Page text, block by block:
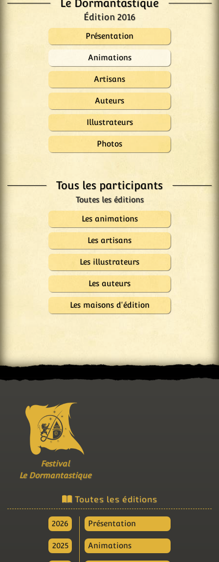
Le Dormantastique
Édition 2016
Présentation
Animations
Artisans
Auteurs
Illustrateurs
Photos
Tous les participants
Les animations
Les artisans
Les illustrateurs
Les auteurs
Les maisons d'édition
Festival
Le Dormantastique
Toutes les éditions
2026
2025
Présentation
Animations